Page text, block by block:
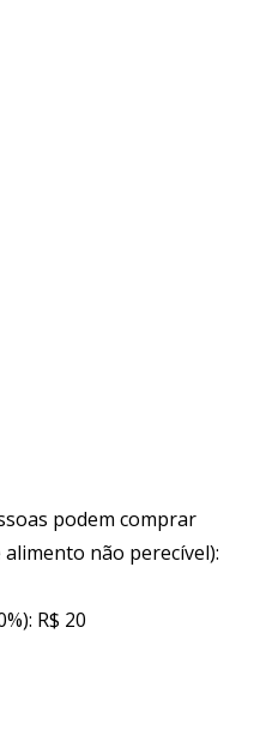
podem comprar
não perecível):
R$ 20